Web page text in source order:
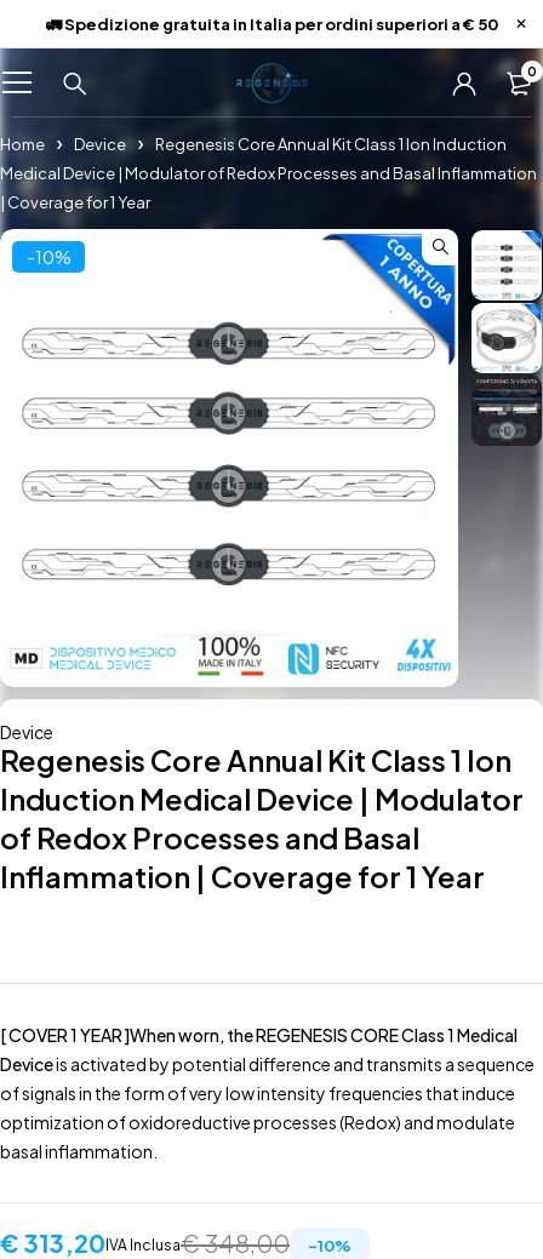
🚛 Spedizione gratuita in Italia per ordini superiori a € 50
0
Home Device
Regenesis Core Annual Kit Class 1 Ion Induction
Medical Device | Modulator of Redox Processes and Basal Inflammation
| Coverage for 1 Year
-10%
Device
Regenesis Core Annual Kit Class 1 Ion
Induction Medical Device | Modulator
of Redox Processes and Basal
Inflammation | Coverage for 1 Year
[ COVER 1 YEAR ]When worn, the REGENESIS CORE Class 1 Medical
Deviceis activated by potential difference and transmits a sequence
of signals in the form of very low intensity frequencies that induce
optimization of oxidoreductive processes (Redox) and modulate
basal inflammation.
€348,00
€ 313,20 IVA Inclusa -10%